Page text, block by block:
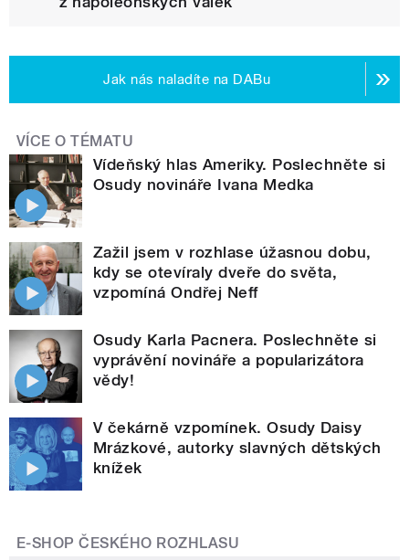
Jak nás naladíte na DABu
VÍCE O TÉMATU
Vídeňský hlas Ameriky. Poslechněte si
Osudy novináře Ivana Medka
Zažil jsem v rozhlase úžasnou dobu,
kdy se otevíraly dveře do světa,
vzpomíná Ondřej Neff
Osudy Karla Pacnera. Poslechněte si
vyprávění novináře a popularizátora
vědy!
V čekárně vzpomínek. Osudy Daisy
Mrázkové, autorky slavných dětských
knížek
E-SHOP ČESKÉHO ROZHLASU